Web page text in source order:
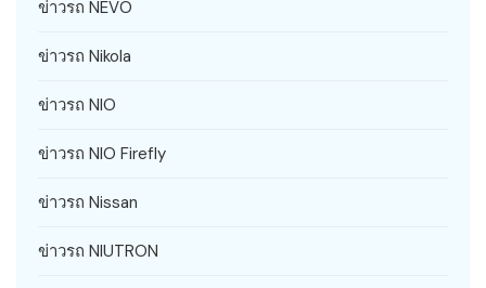
ข่าวรถ NEVO
ข่าวรถ Nikola
ข่าวรถ NIO
ข่าวรถ NIO Firefly
ข่าวรถ Nissan
ข่าวรถ NIUTRON